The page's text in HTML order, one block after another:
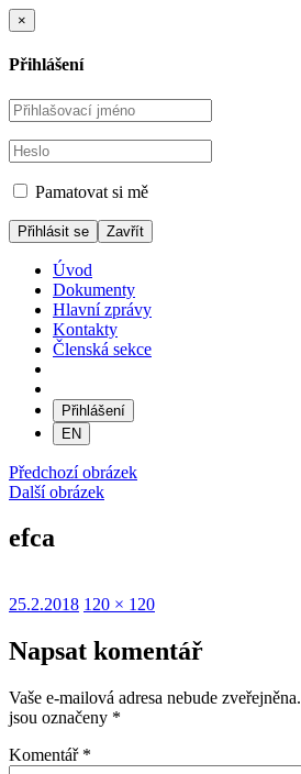
×
Přihlášení
Pamatovat si mě
Zavřít
Úvod
Dokumenty
Hlavní zprávy
Kontakty
Členská sekce
Přihlášení
EN
Předchozí obrázek
Další obrázek
efca
Publikováno:
25.2.2018 Původní
120 × 120
Napsat komentář
Vaše e-mailová adresa nebude zveřejněna.
jsou označeny *
Komentář *